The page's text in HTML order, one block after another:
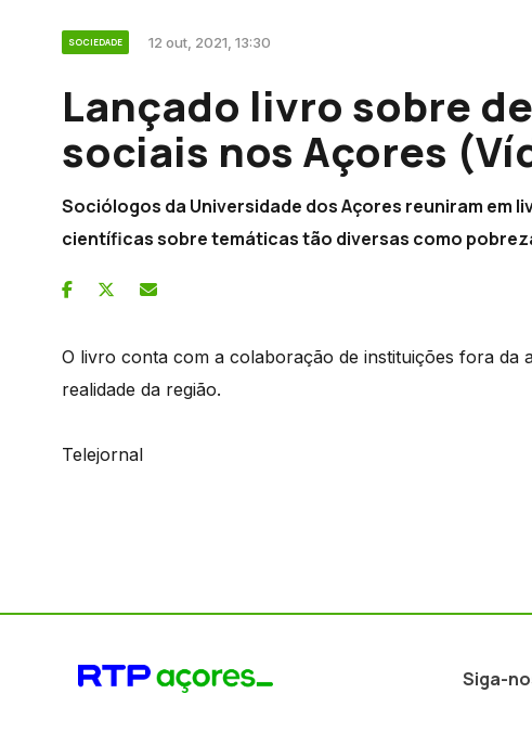
SOCIEDADE 12 out, 2021, 13:30
Lançado livro sobre
sociais nos Açores
Sociólogos da Universidade dos Açores reuniram em
científicas sobre temáticas tão diversas como
O livro conta com a colaboração de instituições fora da
realidade da região.
Telejornal
Siga-